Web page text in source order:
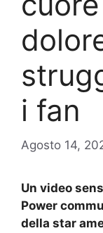
i fan
Agosto 14,
Un video
Power
della star